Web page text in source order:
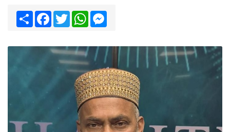
ShareFacebook
TwitterWhatsApp